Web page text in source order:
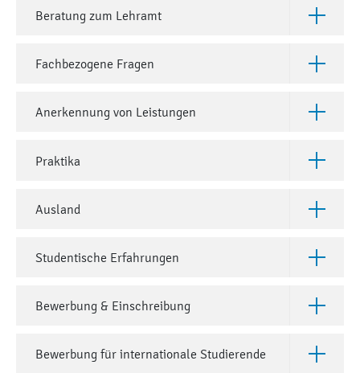
Beratung zum Lehramt Öffne
Fachbezogene Fragen Öffne
Anerkennung von Leistungen Öffne
Praktika Öffne
Ausland Öffne
Studentische Erfahrungen Öffne
Bewerbung & Einschreibung Öffne
Bewerbung für internationale Studierende Öffne